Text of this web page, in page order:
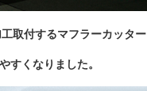
取付するマフラーカッター
すくなりました。